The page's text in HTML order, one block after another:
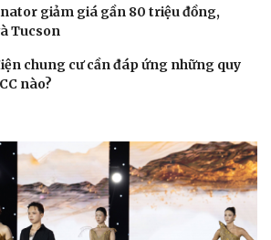
Đời sống
Nhà đẹp
Blog
giảm giá gần 80 triệu đồng,
Tucson
chung cư cần đáp ứng những quy
nào?